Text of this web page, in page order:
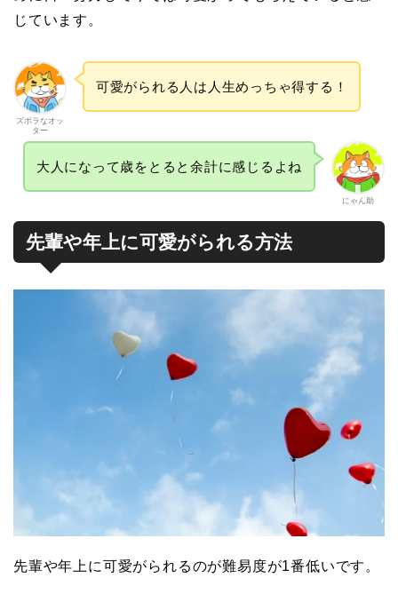
じています。
ズボラなオッ
ター
可愛がられる人は人生めっちゃ得する！
にゃん助
大人になって歳をとると余計に感じるよね
先輩や年上に可愛がられる方法
先輩や年上に可愛がられるのが難易度が1番低いです。